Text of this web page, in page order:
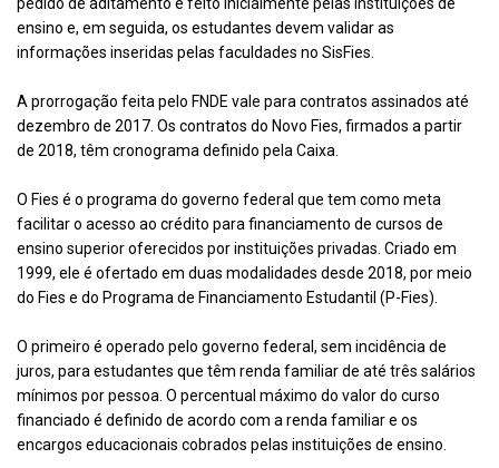
pedido de aditamento é feito inicialmente pelas instituições de
ensino e, em seguida, os estudantes devem validar as
informações inseridas pelas faculdades no SisFies.
A prorrogação feita pelo FNDE vale para contratos assinados até
dezembro de 2017. Os contratos do Novo Fies, firmados a partir
de 2018, têm cronograma definido pela Caixa.
O Fies é o programa do governo federal que tem como meta
facilitar o acesso ao crédito para financiamento de cursos de
ensino superior oferecidos por instituições privadas. Criado em
1999, ele é ofertado em duas modalidades desde 2018, por meio
do Fies e do Programa de Financiamento Estudantil (P-Fies).
O primeiro é operado pelo governo federal, sem incidência de
juros, para estudantes que têm renda familiar de até três salários
mínimos por pessoa. O percentual máximo do valor do curso
financiado é definido de acordo com a renda familiar e os
encargos educacionais cobrados pelas instituições de ensino.